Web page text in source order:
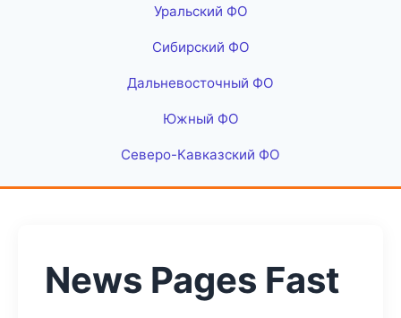
Уральский ФО
Сибирский ФО
Дальневосточный ФО
Южный ФО
Северо-Кавказский ФО
News Pages Fast